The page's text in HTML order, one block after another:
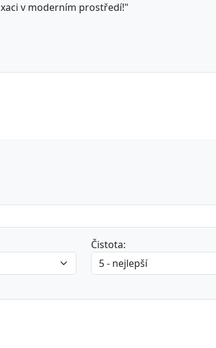
v moderním prostředí!"
Čistota: